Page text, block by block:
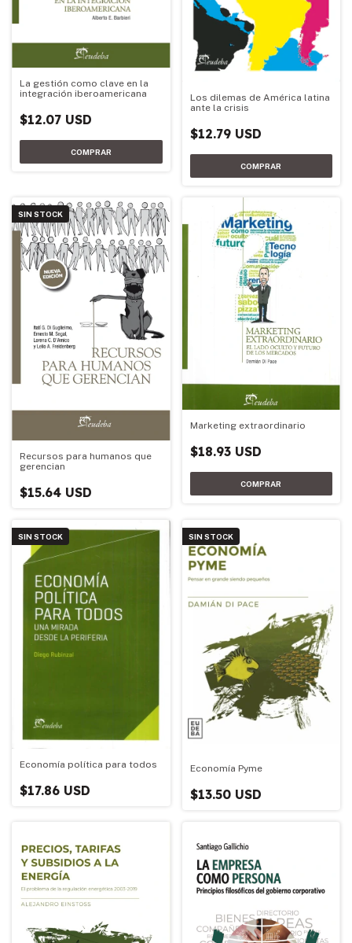
La gestión como clave en la
integración iberoamericana
$12.07 USD
Los dilemas de América latina
ante la crisis
$12.79 USD
SIN STOCK
Recursos para humanos que
gerencian
$15.64 USD
Marketing extraordinario
$18.93 USD
SIN STOCK
Economía política para todos
$17.86 USD
SIN STOCK
Economía Pyme
$13.50 USD